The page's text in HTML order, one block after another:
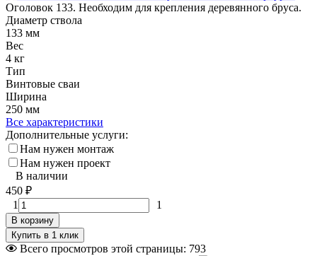
Оголовок 133. Необходим для крепления деревянного бруса.​
Диаметр ствола
133 мм
Вес
4 кг
Тип
Винтовые сваи
Ширина
250 мм
Все характеристики
Дополнительные услуги:
Нам нужен монтаж
Нам нужен проект
В наличии
450 ₽
1
1
В корзину
Всего просмотров этой страницы: 793